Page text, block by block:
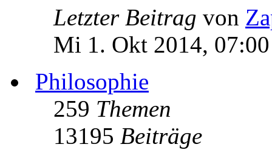
Letzter Beitrag von
Mi 1. Okt 2014, 07:00
Philosophie
259 Themen
13195 Beiträge